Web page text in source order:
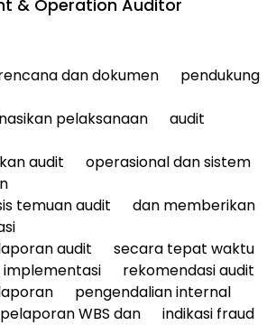
& Operation Auditor
dan dokumen
pendukung
pelaksanaan
audit
audit
operasional dan sistem
temuan audit
dan memberikan
audit
secara tepat waktu
rekomendasi audit
pengendalian internal
WBS dan
indikasi fraud